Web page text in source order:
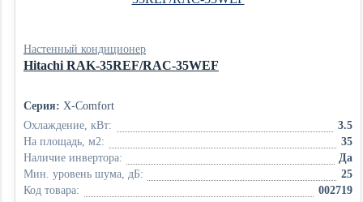
Настенный кондиционер
Hitachi RAK-35REF/RAC-35WEF
Серия: X-Comfort
Охлаждение, кВт:
3.5
На площадь, м2:
35
Наличие инвертора:
Да
Мин. уровень шума, дБ:
25
Код товара:
002719